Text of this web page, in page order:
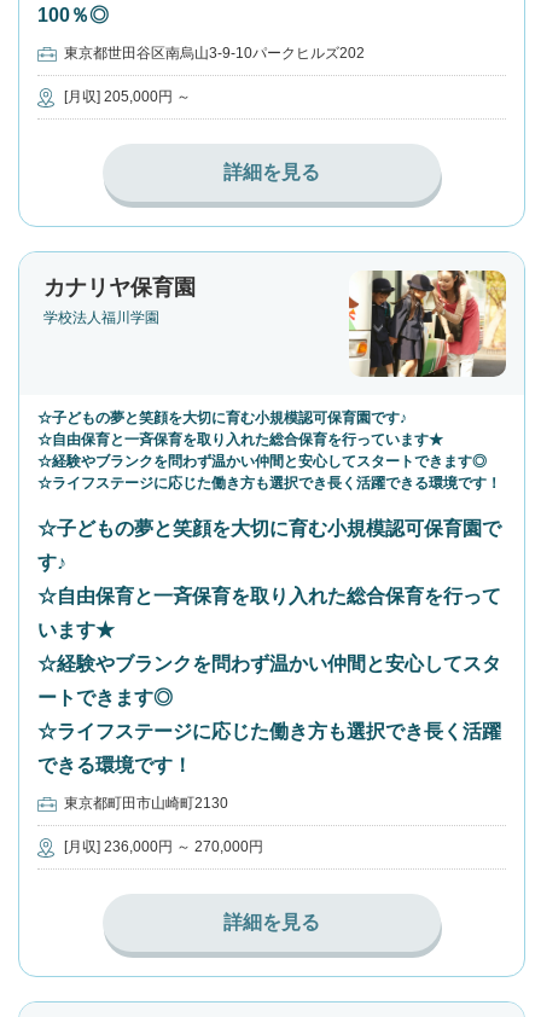
100％◎
東京都世田谷区南烏山3-9-10パークヒルズ202
[月収] 205,000円 ～
詳細を見る
カナリヤ保育園
学校法人福川学園
☆子どもの夢と笑顔を大切に育む小規模認可保育園です♪
☆自由保育と一斉保育を取り入れた総合保育を行っています★
☆経験やブランクを問わず温かい仲間と安心してスタートできます◎
☆ライフステージに応じた働き方も選択でき長く活躍できる環境です！
☆子どもの夢と笑顔を大切に育む小規模認可保育園で
す♪
☆自由保育と一斉保育を取り入れた総合保育を行って
います★
☆経験やブランクを問わず温かい仲間と安心してスタ
ートできます◎
☆ライフステージに応じた働き方も選択でき長く活躍
できる環境です！
東京都町田市山崎町2130
[月収] 236,000円 ～ 270,000円
詳細を見る